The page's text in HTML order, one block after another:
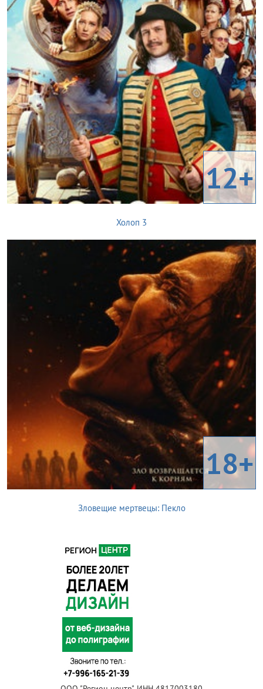
12+
Холоп 3
18+
Зловещие мертвецы: Пекло